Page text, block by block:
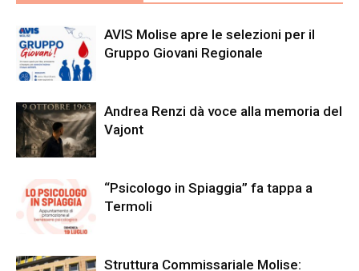
AVIS Molise apre le selezioni per il
Gruppo Giovani Regionale
Andrea Renzi dà voce alla memoria del
Vajont
“Psicologo in Spiaggia” fa tappa a
Termoli
Struttura Commissariale Molise: